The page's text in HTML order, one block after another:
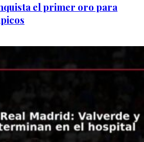
el primer oro para